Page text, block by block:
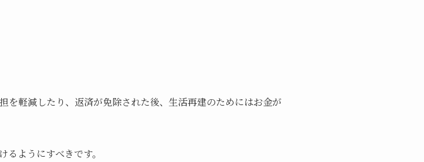
を軽減したり、返済が免除された後、生活再建のためにはお金が
ようにすべきです。